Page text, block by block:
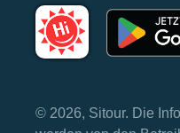
© 2026, Sitour. Die